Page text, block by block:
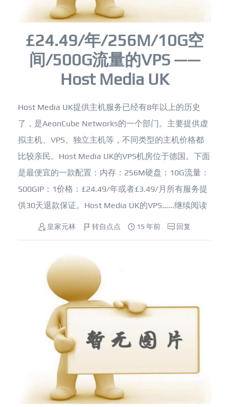
£24.49/年/256M/10G空
间/500G流量的VPS ——
Host Media UK
Host Media UK提供主机服务已经有8年以上的历史
了，是AeonCube Networks的一个部门。主要提供虚
拟主机、VPS、独立主机等，不同类型的主机价格都
比较亲民。Host Media UK的VPS机房位于德国。下面
是最便宜的一款配置：内存：256M硬盘：10G流量：
500GIP：1价格：£24.49/年或者£3.49/月所有服务提
供30天退款保证。Host Media UK的VPS......继续阅读
皇家元林 转自点点 15 年前 回复